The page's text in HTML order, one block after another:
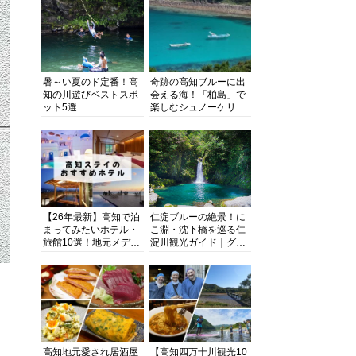
暑～い夏のド定番！高
知の川遊びベストスポ
ット5選
奇跡の高知ブルーに出
会える海！「柏島」で
楽しむシュノーケリン
浴にキャンプまで透明
度抜群の海の楽園を徹
底紹介
【26年最新】高知で泊
まってみたいホテル・
旅館10選！地元メディ
厳選
仁淀ブルーの絶景！に
こ淵・沈下橋を巡る仁
淀川観光ガイド｜グル
まで完全網羅！
高知地元愛され居酒屋 【高知四万十川観光10